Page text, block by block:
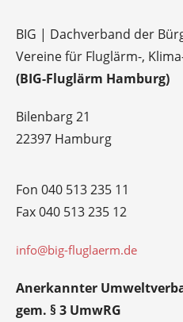
BIG | Dachverband der
Vereine für Fluglärm-,
(BIG-Fluglärm Hamburg)
Bilenbarg 21
22397 Hamburg
Fon 040 513 235 11
Fax 040 513 235 12
info@big-fluglaerm.de
Anerkannter
gem. § 3 UmwRG